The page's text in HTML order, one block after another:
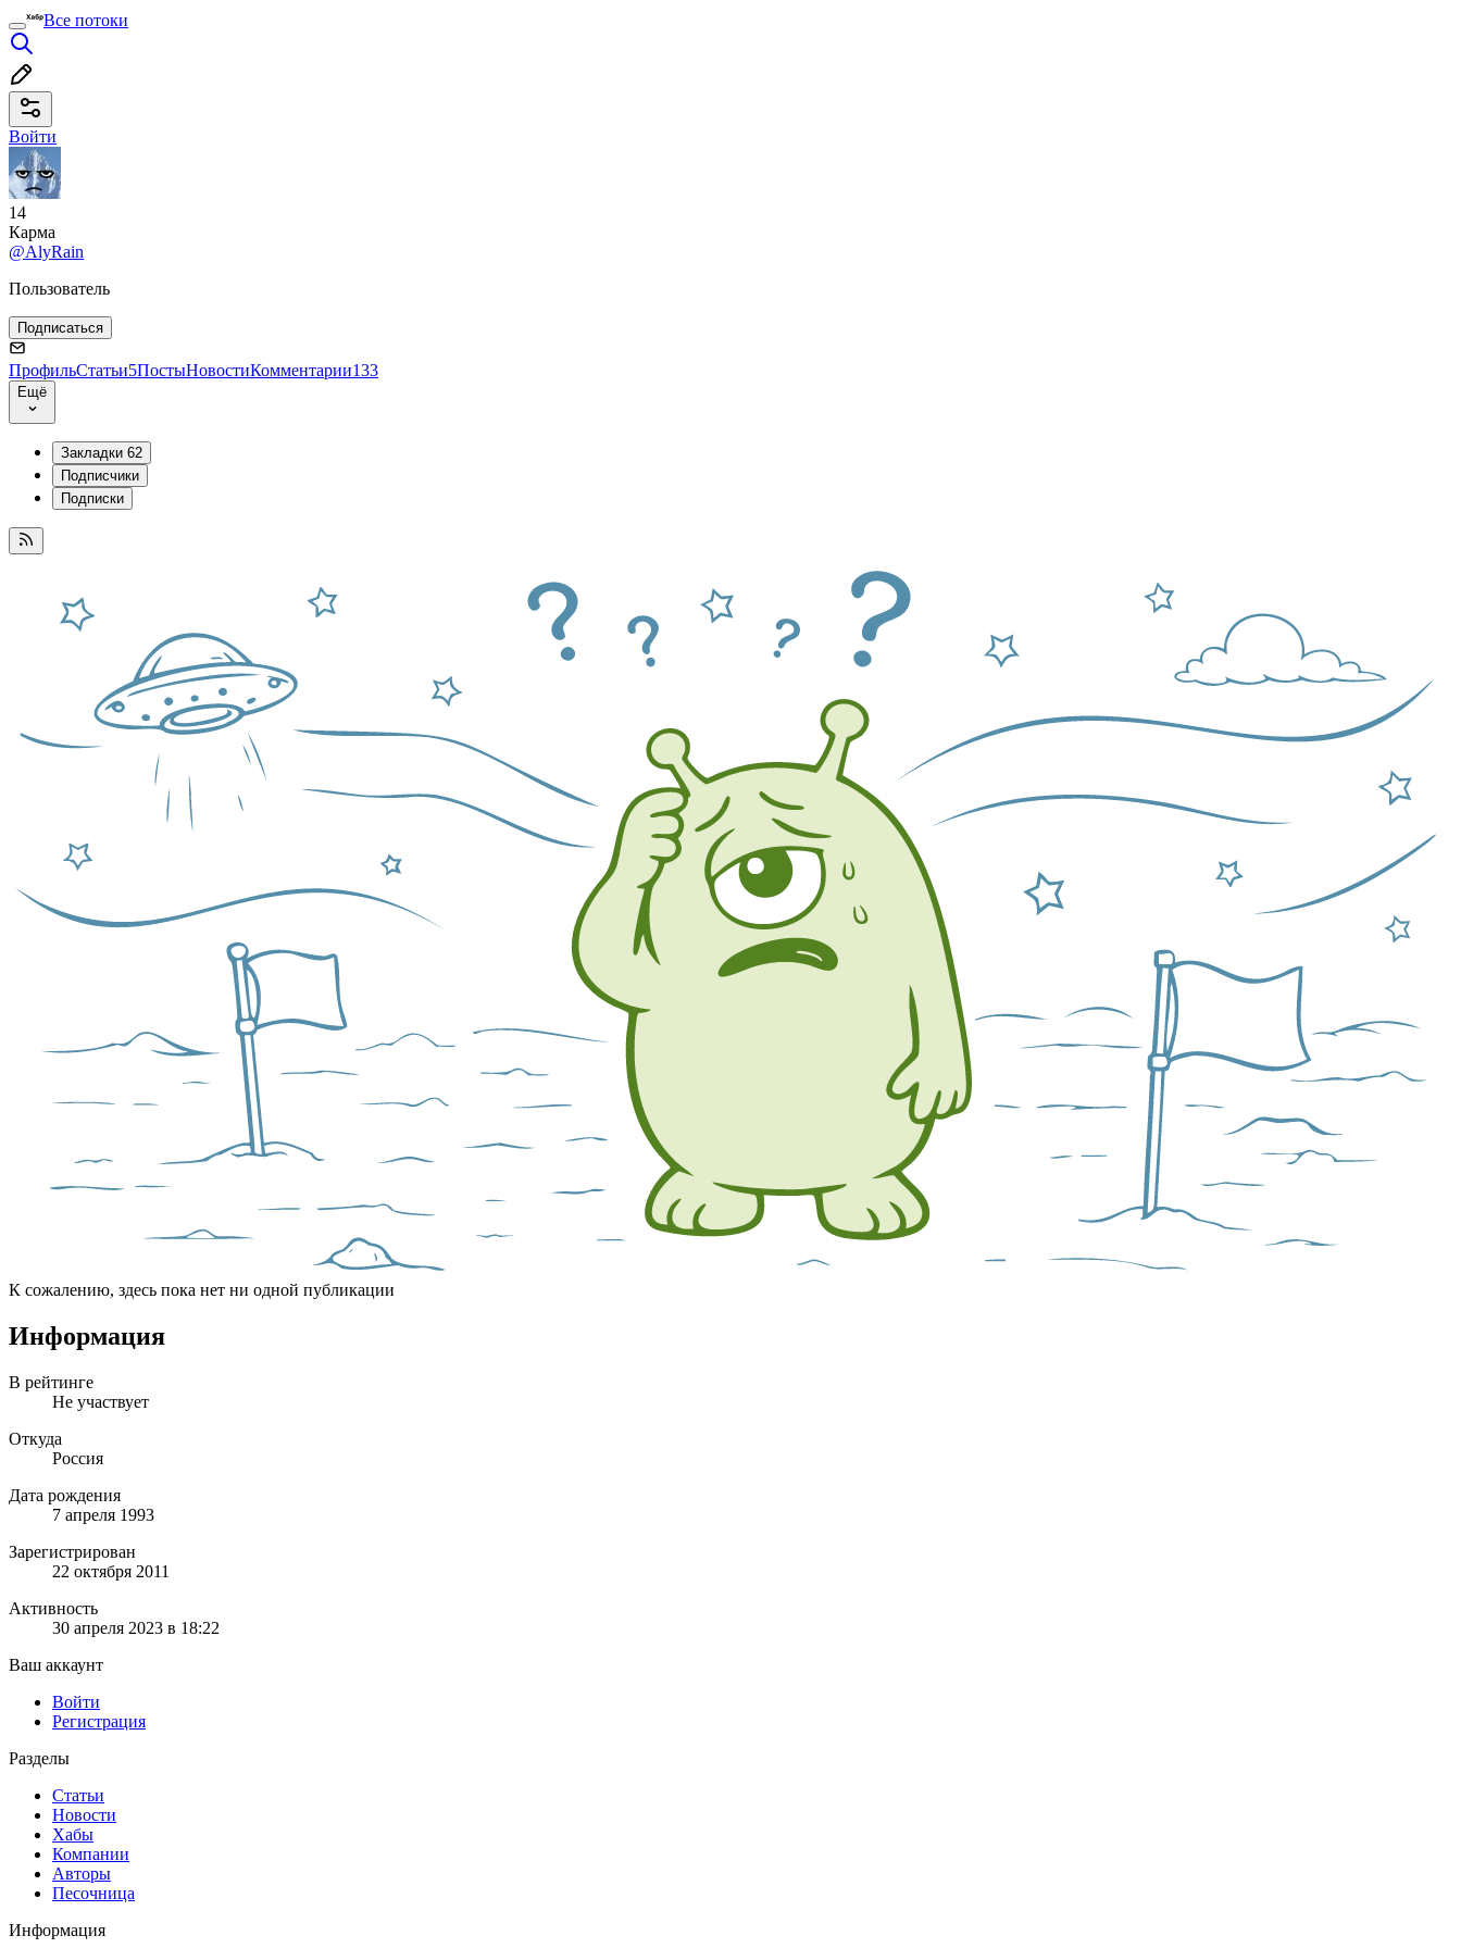
Все потоки
Войти
14
Карма
@AlyRain
Пользователь
Подписаться
ПрофильСтатьи5ПостыНовостиКомментарии133
Ещё
Закладки 62
Подписчики
Подписки
К сожалению, здесь пока нет ни одной публикации
Информация
В рейтинге
Не участвует
Откуда
Россия
Дата рождения
7 апреля 1993
Зарегистрирован
22 октября 2011
Активность
30 апреля 2023 в 18:22
Ваш аккаунт
Войти
Регистрация
Разделы
Статьи
Новости
Хабы
Компании
Авторы
Песочница
Информация